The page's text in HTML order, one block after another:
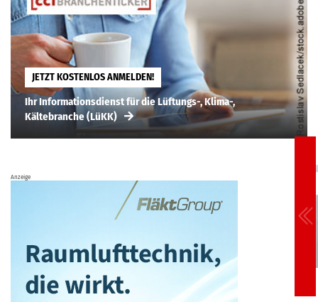
JETZT KOSTENLOS ANMELDEN!
Ihr Informationsdienst für die Lüftungs-, Klima-,
Kältebranche (LüKK)
Anzeige